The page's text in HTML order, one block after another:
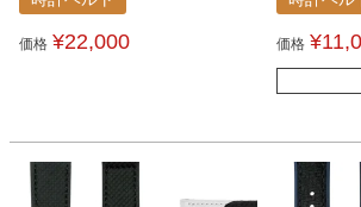
価格 ¥22,000 価格 ¥